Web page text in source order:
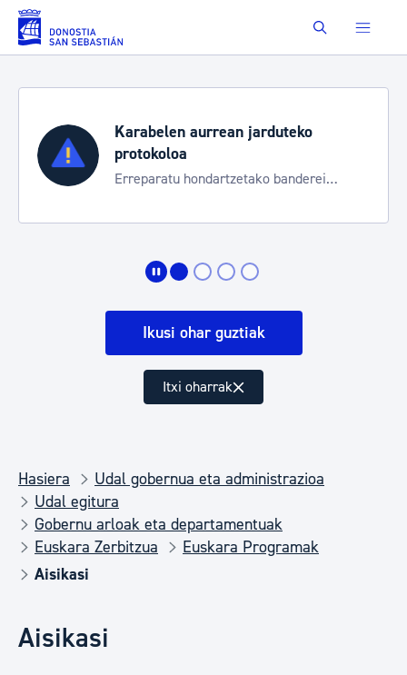
Eduki nagusira joan Buscar
Karabelen aurrean jarduteko
protokoloa
Erreparatu hondartzetako banderei
Ikusi ohar guztiak
Itxi oharrak
Hasiera
Udal gobernua eta administrazioa
Udal egitura
Gobernu arloak eta departamentuak
Euskara Zerbitzua
Euskara Programak
Aisikasi
Aisikasi